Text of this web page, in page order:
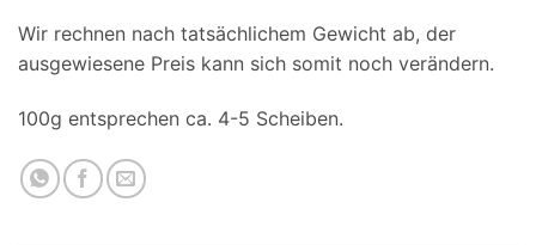
Wir rechnen nach tatsächlichem Gewicht ab, der
ausgewiesene Preis kann sich somit noch verändern.
100g entsprechen ca. 4-5 Scheiben.